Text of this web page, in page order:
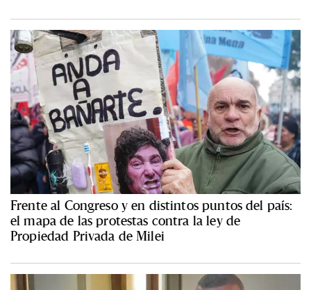
Frente al Congreso y en distintos puntos del país:
el mapa de las protestas contra la ley de
Propiedad Privada de Milei